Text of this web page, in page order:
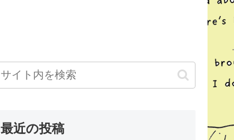
最近の投稿